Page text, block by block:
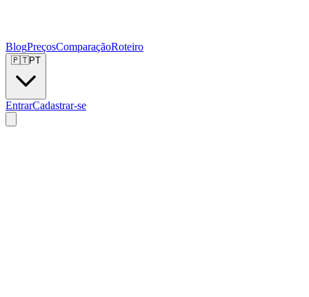
BlogPreçosComparaçãoRoteiro
🇵🇹PT
EntrarCadastrar-se